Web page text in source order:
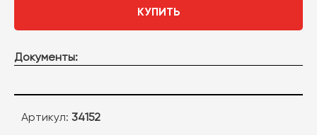
КУПИТЬ
Документы:
Артикул: 34152